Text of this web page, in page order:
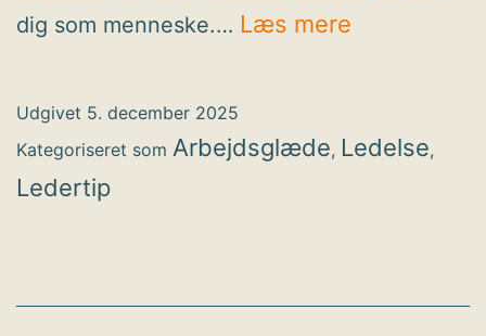
dig som menneske.… Læs mere
til
Udgivet 5. december 2025
Kategoriseret som Arbejdsglæde, Ledelse,
Ledertip